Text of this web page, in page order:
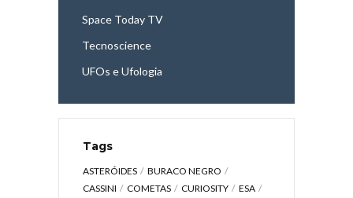
Space Today TV
Tecnoscience
UFOs e Ufologia
Tags
ASTERÓIDES
BURACO NEGRO
CASSINI
COMETAS CURIOSITY
ESA